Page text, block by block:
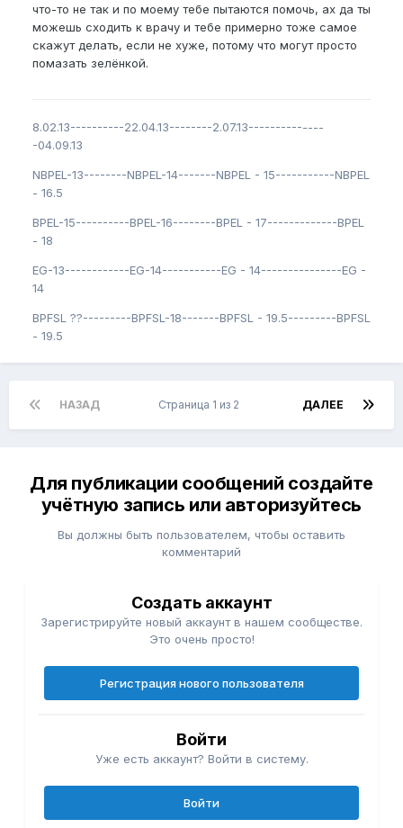
что-то не так и по моему тебе пытаются помочь, ах да ты
можешь сходить к врачу и тебе примерно тоже самое
скажут делать, если не хуже, потому что могут просто
помазать зелёнкой.
8.02.13----------22.04.13--------2.07.13--------------
-04.09.13
NBPEL-13--------NBPEL-14-------NBPEL - 15-----------NBPEL
- 16.5
BPEL-15----------BPEL-16--------BPEL - 17-------------BPEL
- 18
EG-13------------EG-14-----------EG - 14---------------EG -
14
BPFSL ??---------BPFSL-18-------BPFSL - 19.5---------BPFSL
- 19.5
НАЗАД ДАЛЕЕ
Страница 1 из 2
Для публикации сообщений создайте
учётную запись или авторизуйтесь
Вы должны быть пользователем, чтобы оставить
комментарий
Создать аккаунт
Зарегистрируйте новый аккаунт в нашем сообществе.
Это очень просто!
Регистрация нового пользователя
Войти
Уже есть аккаунт? Войти в систему.
Войти